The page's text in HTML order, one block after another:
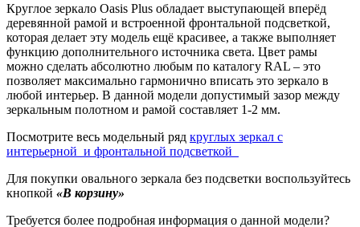
Круглое зеркало Oasis Plus обладает выступающей вперёд
деревянной рамой и встроенной фронтальной подсветкой,
которая делает эту модель ещё красивее, а также выполняет
функцию дополнительного источника света. Цвет рамы
можно сделать абсолютно любым по каталогу RAL – это
позволяет максимально гармонично вписать это зеркало в
любой интерьер. В данной модели допустимый зазор между
зеркальным полотном и рамой составляет 1-2 мм.
Посмотрите весь модельный ряд круглых зеркал с
интерьерной и фронтальной подсветкой
Для покупки овального зеркала без подсветки воспользуйтесь
кнопкой «В корзину»
Требуется более подробная информация о данной модели?